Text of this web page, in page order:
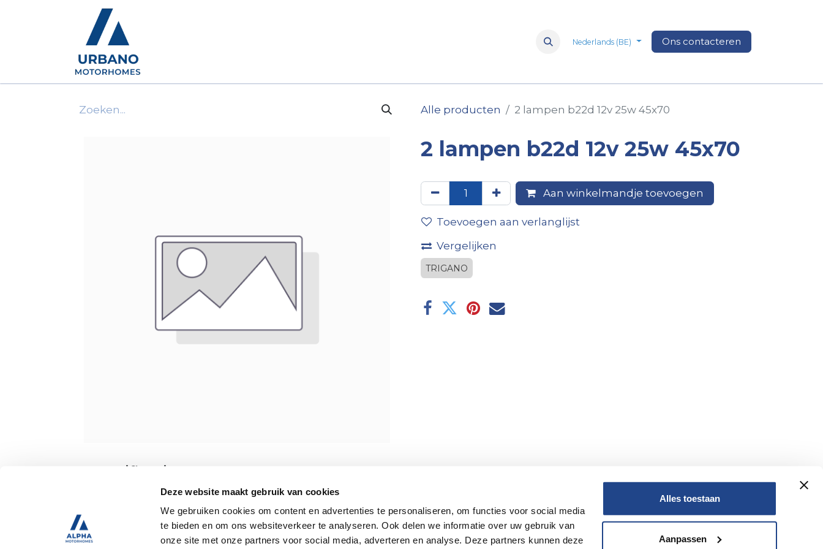
Deze website maakt gebruik van cookies
We gebruiken cookies om content en advertenties te personaliseren, om functies voor social media
te bieden en om ons websiteverkeer te analyseren. Ook delen we informatie over uw gebruik van
onze site met onze partners voor social media, adverteren en analyse. Deze partners kunnen deze
Alles toestaan
Aanpassen
Merken Over Ons Media Veelgestelde vragen
Nederlands (BE) Ons contacteren
Alle producten 2 lampen b22d 12v 25w 45x70
2 lampen b22d 12v 25w 45x70
Aan winkelmandje toevoegen
Toevoegen aan verlanglijst
Vergelijken
TRIGANO
Specificaties
Tweedehands Nee
Nee